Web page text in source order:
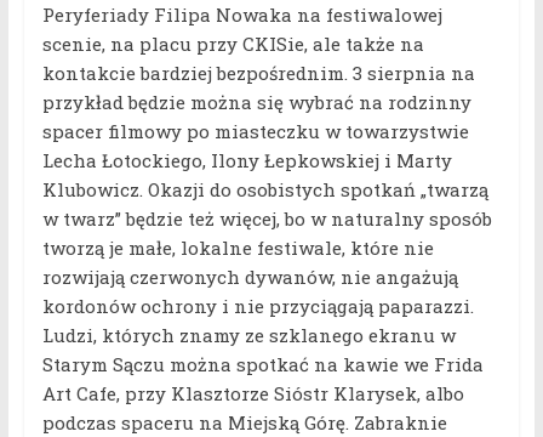
Peryferiady Filipa Nowaka na festiwalowej
scenie, na placu przy CKISie, ale także na
kontakcie bardziej bezpośrednim. 3 sierpnia na
przykład będzie można się wybrać na rodzinny
spacer filmowy po miasteczku w towarzystwie
Lecha Łotockiego, Ilony Łepkowskiej i Marty
Klubowicz. Okazji do osobistych spotkań „twarzą
w twarz” będzie też więcej, bo w naturalny sposób
tworzą je małe, lokalne festiwale, które nie
rozwijają czerwonych dywanów, nie angażują
kordonów ochrony i nie przyciągają paparazzi.
Ludzi, których znamy ze szklanego ekranu w
Starym Sączu można spotkać na kawie we Frida
Art Cafe, przy Klasztorze Sióstr Klarysek, albo
podczas spaceru na Miejską Górę. Zabraknie